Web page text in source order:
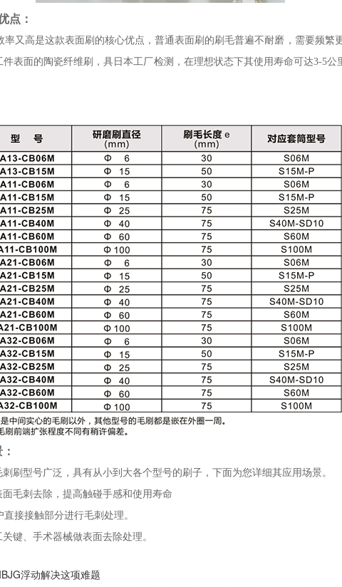
点：
又高是这款表面刷的核心优点，普通表面刷的刷毛普遍不耐磨，需要频繁
表面的陶瓷纤维刷，具日本工厂检测，在理想状态下其使用寿命可达3-5公
刷型号广泛，具有从小到大各个型号的刷子，下面为您详细其应用场景。
毛刺去除，提高触碰手感和使用寿命
接接触部分进行毛刺处理。
键、手术器械做表面去除处理。
浮动解决这项难题